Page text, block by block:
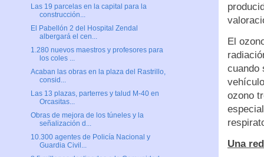
El
cuando
ozono
Una
Las 19 parcelas en la capital para la
construcción...
El Pabellón 2 del Hospital Zendal
albergará el cen...
1.280 nuevos maestros y profesores para
los coles ...
Acaban las obras en la plaza del Rastrillo,
consid...
Las 13 plazas, parterres y talud M-40 en
Orcasitas...
Obras de mejora de los túneles y la
señalización d...
10.300 agentes de Policía Nacional y
Guardia Civil...